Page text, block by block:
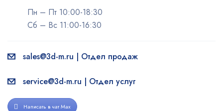
Пн – Пт 10:00-18:30
Сб – Вс 11:00-16:30
sales@3d-m.ru | Отдел продаж
service@3d-m.ru | Отдел услуг
Написать в чат Max